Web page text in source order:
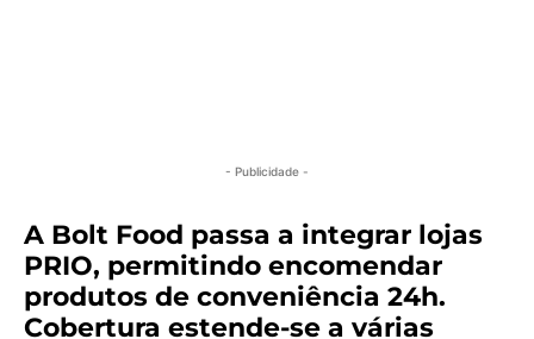
- Publicidade -
A Bolt Food passa a integrar lojas
PRIO, permitindo encomendar
produtos de conveniência 24h.
Cobertura estende-se a várias